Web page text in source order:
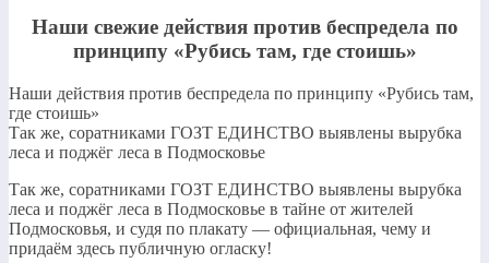
Наши свежие действия против беспредела по
принципу «Рубись там, где стоишь»
Наши действия против беспредела по принципу «Рубись там,
где стоишь»
Так же, соратниками ГОЗТ ЕДИНСТВО выявлены вырубка
леса и поджёг леса в Подмосковье
Так же, соратниками ГОЗТ ЕДИНСТВО выявлены вырубка
леса и поджёг леса в Подмосковье в тайне от жителей
Подмосковья, и судя по плакату — официальная, чему и
придаём здесь публичную огласку!